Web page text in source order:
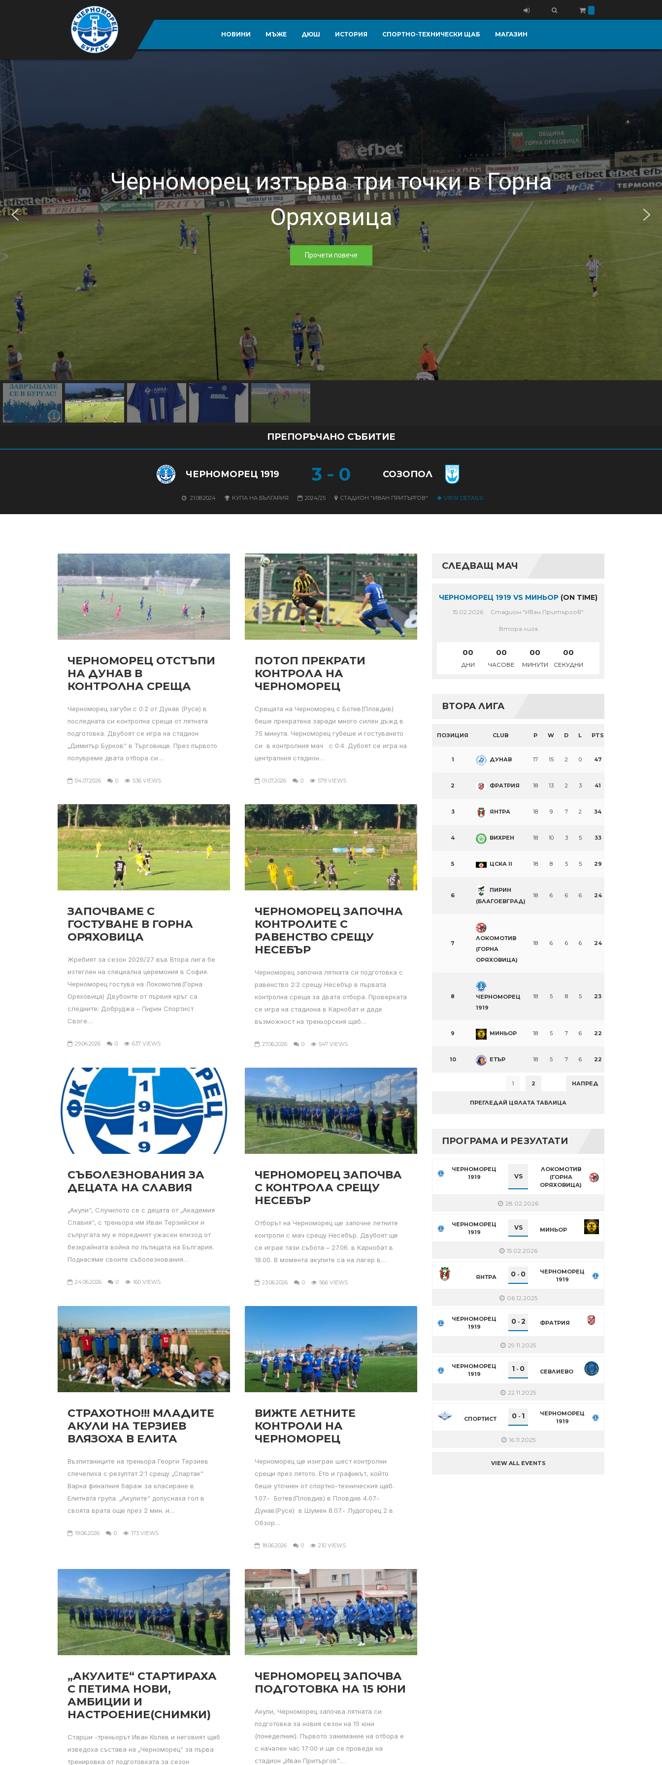
НОВИНИ МЪЖЕ ДЮШ ИСТОРИЯ СПОРТНО-ТЕХНИЧЕСКИ ЩАБ МАГАЗИН
Черноморец изтърва три точки в Горна
Оряховица
Прочети повече
ПРЕПОРЪЧАНО СЪБИТИЕ
ЧЕРНОМОРЕЦ 1919 3 - 0 СОЗОПОЛ
21.08.2024 КУПА НА БЪЛГАРИЯ 2024/25 СТАДИОН "ИВАН ПРИТЪРГОВ" VIEW DETAILS
ЧЕРНОМОРЕЦ ОТСТЪПИ
НА ДУНАВ В
КОНТРОЛНА СРЕЩА
Черноморец загуби с 0:2 от Дунав (Русе) в
последната си контролна среща от лятната
подготовка. Двубоят се игра на стадион
„Димитър Бурков“ в Търговище. През първото
полувреме двата отбора си…
04.07.2026 0 536 VIEWS
ПОТОП ПРЕКРАТИ
КОНТРОЛА НА
ЧЕРНОМОРЕЦ
Срещата на Черноморец с Ботев(Пловдив)
беше прекратена заради много силен дъжд в
75 минута. Черноморец губеше и гостуването
си в контролния мач с 0:4. Дубоят се игра на
централния стадион…
01.07.2026 0 579 VIEWS
ЗАПОЧВАМЕ С
ГОСТУВАНЕ В ГОРНА
ОРЯХОВИЦА
Жребият за сезон 2026/27 във Втора лига бе
изтеглен на специална церемония в София.
Черноморец гостува на Локомотив(Горна
Оряховица) Двубоите от първия кръг са
следните: Добруджа – Пирин Спортист
Своге…
29.06.2026 0 637 VIEWS
ЧЕРНОМОРЕЦ ЗАПОЧНА
КОНТРОЛИТЕ С
РАВЕНСТВО СРЕЩУ
НЕСЕБЪР
Черноморец започна лятната си подготовка с
равенство 2:2 срещу Несебър в първата
контролна среща за двата отбора. Проверката
се игра на стадиона в Карнобат и даде
възможност на треньорския щаб…
27.06.2026 0 547 VIEWS
СЪБОЛЕЗНОВАНИЯ ЗА
ДЕЦАТА НА СЛАВИЯ
„Акули“, Случилото се с децата от „Академия
Славия“, с треньора им Иван Терзийски и
съпругата му е поредният ужасен епизод от
безкрайната война по пътищата на България.
Поднасяме своите съболезнования…
24.06.2026 0 160 VIEWS
ЧЕРНОМОРЕЦ ЗАПОЧВА
С КОНТРОЛА СРЕЩУ
НЕСЕБЪР
Отборът на Черноморец ще започне летните
контроли с мач срещу Несебър. Двубоят ще
се играе тази събота – 27.06. в Карнобат в
18.00. В момента акулите са на лагер в…
23.06.2026 0 566 VIEWS
СТРАХОТНО!!! МЛАДИТЕ
АКУЛИ НА ТЕРЗИЕВ
ВЛЯЗОХА В ЕЛИТА
Възпитаниците на треньора Георги Терзиев
спечелиха с резултат 2:1 срещу „Спартак“
Варна финалния бараж за класиране в
Елитната група. „Акулите“ допуснаха гол в
своята врата още през 2 мин. и…
19.06.2026 0 173 VIEWS
ВИЖТЕ ЛЕТНИТЕ
КОНТРОЛИ НА
ЧЕРНОМОРЕЦ
Черноморец ще изиграе шест контролни
срещи през лятото. Ето и графикът, който
беше уточнен от спортно-техническия щаб.
1.07.- Ботев(Пловдив) в Пловдив 4.07.-
Дунав(Русе) в Шумен 8.07.- Лудогорец 2 в
Обзор…
18.06.2026 0 210 VIEWS
„АКУЛИТЕ“ СТАРТИРАХА
С ПЕТИМА НОВИ,
АМБИЦИИ И
НАСТРОЕНИЕ(СНИМКИ)
Старши -треньорът Иван Колев и неговият щаб
изведоха състава на „Черноморец“ за първа
тренировка от подготовката за сезон
ЧЕРНОМОРЕЦ ЗАПОЧВА
ПОДГОТОВКА НА 15 ЮНИ
Акули, Черноморец започва лятната си
подготовка за новия сезон на 15 юни
(понеделник). Първото занимание на отбора е
с начален час 17:00 и ще се проведе на
стадион „Иван Притъргов“…
СЛЕДВАЩ МАЧ
ЧЕРНОМОРЕЦ 1919 VS МИНЬОР (ON TIME)
15.02.2026 Стадион "Иван Притъргов"
Втора лига
00
ДНИ
00
ЧАСОВЕ
00
МИНУТИ
00
СЕКУДНИ
ВТОРА ЛИГА
ПОЗИЦИЯ CLUB P W D L PTS
1 ДУНАВ 17 15 2 0 47
2 ФРАТРИЯ 18 13 2 3 41
3 ЯНТРА 18 9 7 2 34
4 ВИХРЕН 18 10 3 5 33
5 ЦСКА II 18 8 5 5 29
6
ПИРИН
(БЛАГОЕВГРАД)
18 6 6 6 24
7
ЛОКОМОТИВ
(ГОРНА
ОРЯХОВИЦА)
18 6 6 6 24
8
ЧЕРНОМОРЕЦ
1919
18 5 8 5 23
9 МИНЬОР 18 5 7 6 22
10 ЕТЪР 18 5 7 6 22
1 2 НАПРЕД
ПРЕГЛЕДАЙ ЦЯЛАТА ТАБЛИЦА
ПРОГРАМА И РЕЗУЛТАТИ
ЧЕРНОМОРЕЦ
1919
VS
ЛОКОМОТИВ
(ГОРНА
ОРЯХОВИЦА)
28.02.2026
ЧЕРНОМОРЕЦ
1919
VS МИНЬОР
15.02.2026
ЯНТРА 0 - 0
ЧЕРНОМОРЕЦ
1919
06.12.2025
ЧЕРНОМОРЕЦ
1919
0- 2 ФРАТРИЯ
29.11.2025
ЧЕРНОМОРЕЦ
1919
1 - 0 СЕВЛИЕВО
22.11.2025
СПОРТИСТ 0 - 1
ЧЕРНОМОРЕЦ
1919
16.11.2025
VIEW ALL EVENTS